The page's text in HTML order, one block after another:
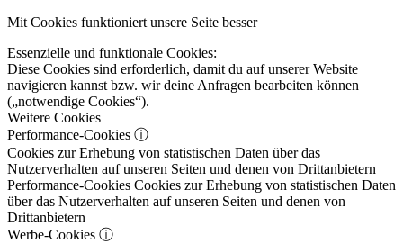
Mit Cookies funktioniert unsere Seite besser
Essenzielle und funktionale Cookies:
Diese Cookies sind erforderlich, damit du auf unserer Website
navigieren kannst bzw. wir deine Anfragen bearbeiten können
(„notwendige Cookies“).
Weitere Cookies
Performance-Cookies ⓘ
Cookies zur Erhebung von statistischen Daten über das
Nutzerverhalten auf unseren Seiten und denen von Drittanbietern
Performance-Cookies Cookies zur Erhebung von statistischen Daten
über das Nutzerverhalten auf unseren Seiten und denen von
Drittanbietern
Werbe-Cookies ⓘ